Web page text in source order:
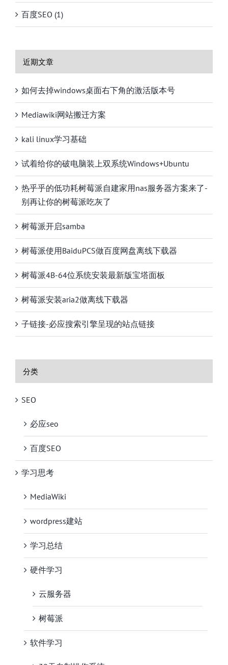
百度SEO (1)
近期文章
如何去掉windows桌面右下角的激活版本号
Mediawiki网站搬迁方案
kali linux学习基础
试着给你的破电脑装上双系统Windows+Ubuntu
热乎乎的低功耗树莓派自建家用nas服务器方案来了-
别再让你的树莓派吃灰了
树莓派开启samba
树莓派使用BaiduPCS做百度网盘离线下载器
树莓派4B-64位系统安装最新版宝塔面板
树莓派安装aria2做离线下载器
子链接-必应搜索引擎呈现的站点链接
分类
SEO
必应seo
百度SEO
学习思考
MediaWiki
wordpress建站
学习总结
硬件学习
云服务器
树莓派
软件学习